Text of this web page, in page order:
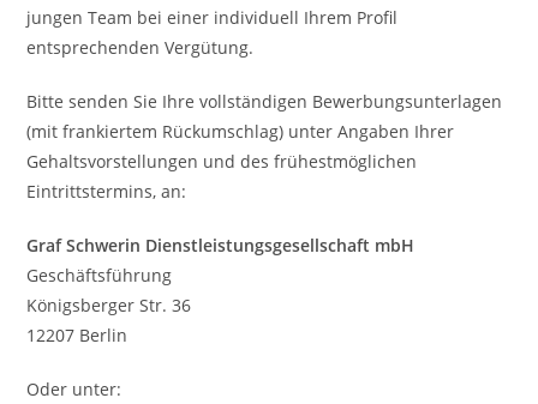
jungen Team bei einer individuell Ihrem Profil
entsprechenden Vergütung.
Bitte senden Sie Ihre vollständigen Bewerbungsunterlagen
(mit frankiertem Rückumschlag) unter Angaben Ihrer
Gehaltsvorstellungen und des frühestmöglichen
Eintrittstermins, an:
Graf Schwerin Dienstleistungsgesellschaft mbH
Geschäftsführung
Königsberger Str. 36
12207 Berlin
Oder unter: